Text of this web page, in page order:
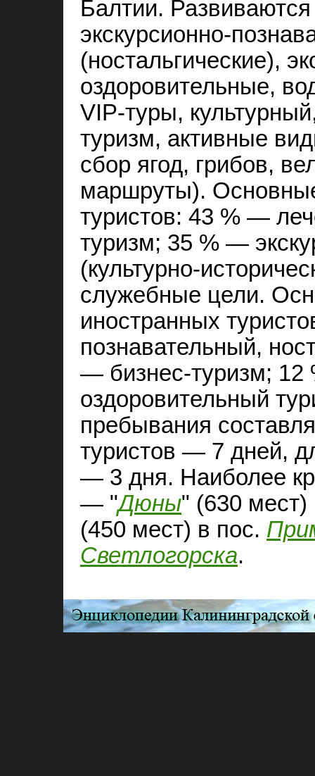
Балтии.
экскурсионно-
(ностальгические),
оздоровительные,
VIP-туры,
туризм, активные
сбор ягод, грибов,
маршруты).
туристов: 43 % —
туризм; 35 % —
(культурно-
служебные цели.
иностранных
познавательный,
— бизнес-туризм;
оздоровительный
пребывания
туристов — 7 дней,
— 3 дня. Наиболее
— "Дюны" (630
(450 мест) в пос.
Светлогорска.